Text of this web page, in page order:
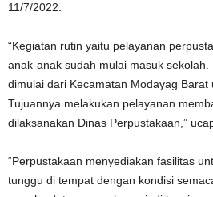
11/7/2022.
“Kegiatan rutin yaitu pelayanan
anak-anak sudah mulai masuk
dimulai dari Kecamatan Modayag Barat
Tujuannya melakukan pelayanan
dilaksanakan Dinas Perpustakaan,”
“Perpustakaan menyediakan fasilitas
tunggu di tempat dengan kondisi